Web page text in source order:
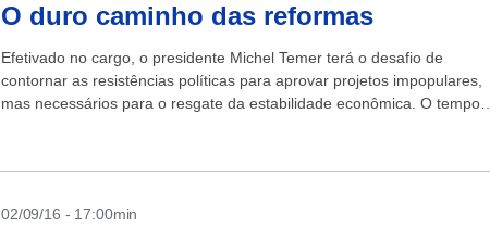
O duro caminho das reformas
Efetivado no cargo, o presidente Michel Temer terá o desafio de
contornar as resistências políticas para aprovar projetos impopulares,
mas necessários para o resgate da estabilidade econômica. O tempo é
02/09/16 - 17:00min